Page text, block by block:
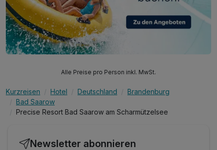
Alle Preise pro Person inkl. MwSt.
Kurzreisen Hotel Deutschland
Brandenburg
Bad Saarow
Precise Resort Bad Saarow am Scharmützelsee
Newsletter abonnieren